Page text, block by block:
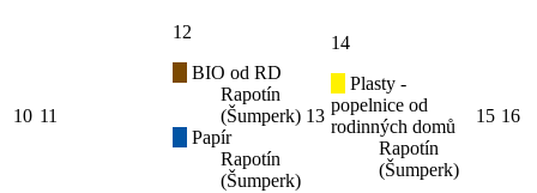
10 11
12
BIO od RD
Rapotín
(Šumperk)
Papír
Rapotín
(Šumperk)
13
14
Plasty -
popelnice od
rodinných domů
Rapotín
(Šumperk)
15 16